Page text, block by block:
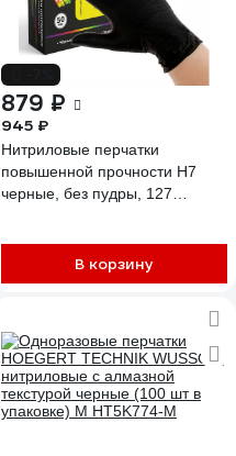
879 ₽
945 ₽
Нитриловые перчатки
повышенной прочности H7
черные, без пудры, 127
В корзину